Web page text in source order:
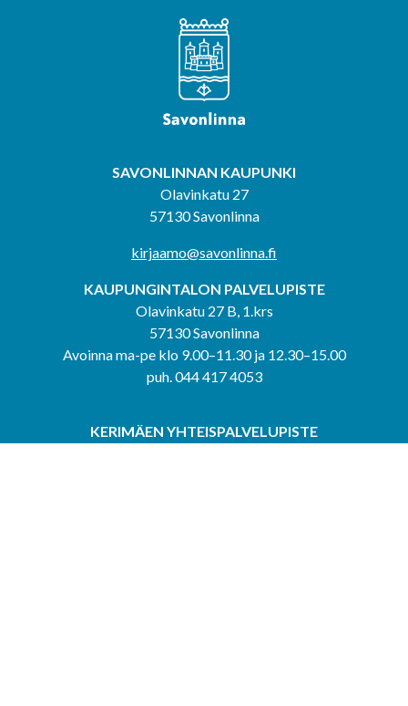
SAVONLINNAN KAUPUNKI
Olavinkatu 27
57130 Savonlinna
kirjaamo@savonlinna.fi
KAUPUNGINTALON PALVELUPISTE
Olavinkatu 27 B, 1.krs
57130 Savonlinna
Avoinna ma-pe klo 9.00–11.30 ja 12.30–15.00
puh. 044 417 4053
KERIMÄEN YHTEISPALVELUPISTE